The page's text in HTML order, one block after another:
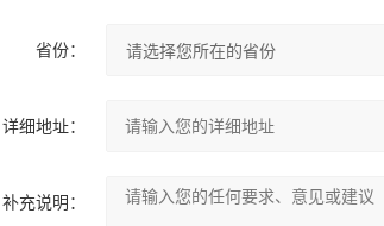
省份：
详细地址：
补充说明：